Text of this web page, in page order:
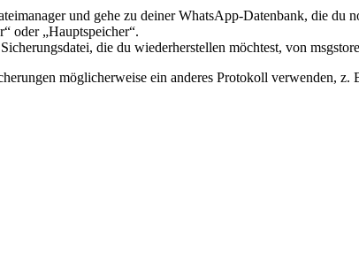
und gehe zu deiner WhatsApp-Datenbank, die du
oder „Hauptspeicher“.
die du wiederherstellen möchtest, von
möglicherweise ein anderes Protokoll verwenden,